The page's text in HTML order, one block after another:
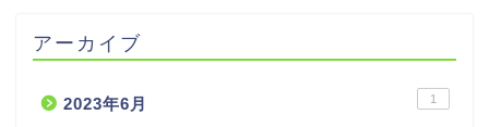
アーカイブ
2023年6月 1